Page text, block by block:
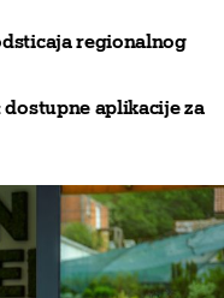
regionalnog
aplikacije za